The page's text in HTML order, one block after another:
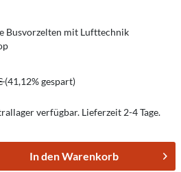
Busvorzelten mit Lufttechnik
(41,12% gespart)
verfügbar. Lieferzeit 2-4 Tage.
In denWarenkorb